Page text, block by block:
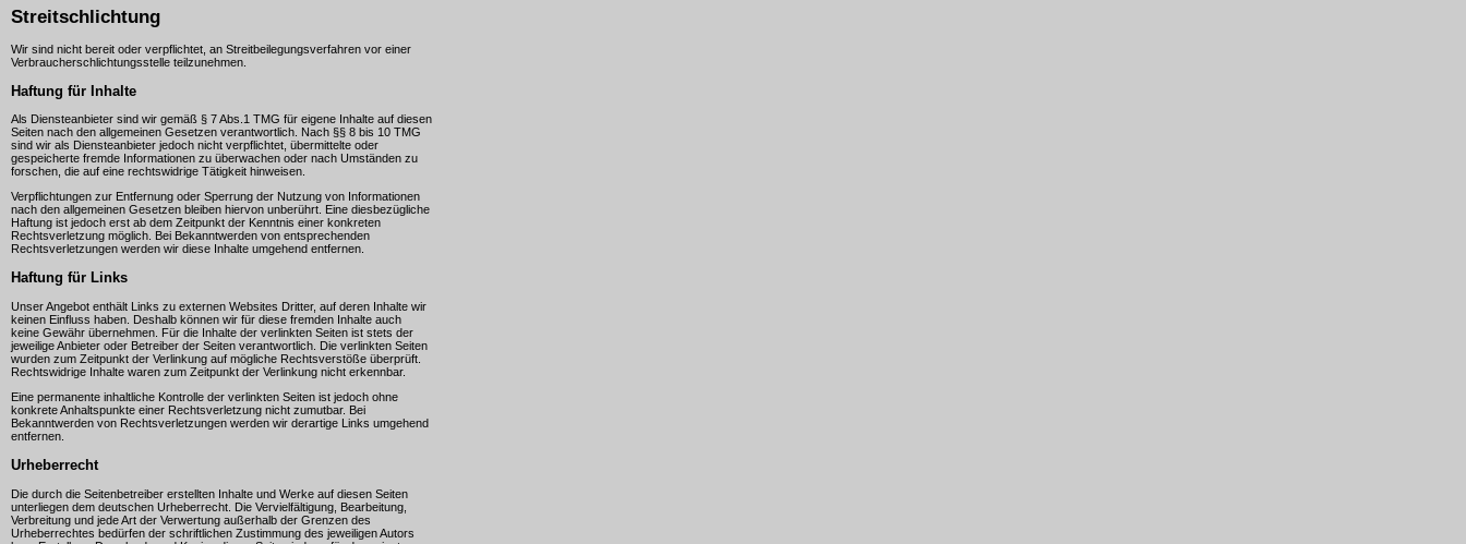
Streitschlichtung
Wir sind nicht bereit oder verpflichtet, an Streitbeilegungsverfahren vor einer
Verbraucherschlichtungsstelle teilzunehmen.
Haftung für Inhalte
Als Diensteanbieter sind wir gemäß § 7 Abs.1 TMG für eigene Inhalte auf diesen
Seiten nach den allgemeinen Gesetzen verantwortlich. Nach §§ 8 bis 10 TMG
sind wir als Diensteanbieter jedoch nicht verpflichtet, übermittelte oder
gespeicherte fremde Informationen zu überwachen oder nach Umständen zu
forschen, die auf eine rechtswidrige Tätigkeit hinweisen.
Verpflichtungen zur Entfernung oder Sperrung der Nutzung von Informationen
nach den allgemeinen Gesetzen bleiben hiervon unberührt. Eine diesbezügliche
Haftung ist jedoch erst ab dem Zeitpunkt der Kenntnis einer konkreten
Rechtsverletzung möglich. Bei Bekanntwerden von entsprechenden
Rechtsverletzungen werden wir diese Inhalte umgehend entfernen.
Haftung für Links
Unser Angebot enthält Links zu externen Websites Dritter, auf deren Inhalte wir
keinen Einfluss haben. Deshalb können wir für diese fremden Inhalte auch
keine Gewähr übernehmen. Für die Inhalte der verlinkten Seiten ist stets der
jeweilige Anbieter oder Betreiber der Seiten verantwortlich. Die verlinkten Seiten
wurden zum Zeitpunkt der Verlinkung auf mögliche Rechtsverstöße überprüft.
Rechtswidrige Inhalte waren zum Zeitpunkt der Verlinkung nicht erkennbar.
Eine permanente inhaltliche Kontrolle der verlinkten Seiten ist jedoch ohne
konkrete Anhaltspunkte einer Rechtsverletzung nicht zumutbar. Bei
Bekanntwerden von Rechtsverletzungen werden wir derartige Links umgehend
entfernen.
Urheberrecht
Die durch die Seitenbetreiber erstellten Inhalte und Werke auf diesen Seiten
unterliegen dem deutschen Urheberrecht. Die Vervielfältigung, Bearbeitung,
Verbreitung und jede Art der Verwertung außerhalb der Grenzen des
Urheberrechtes bedürfen der schriftlichen Zustimmung des jeweiligen Autors